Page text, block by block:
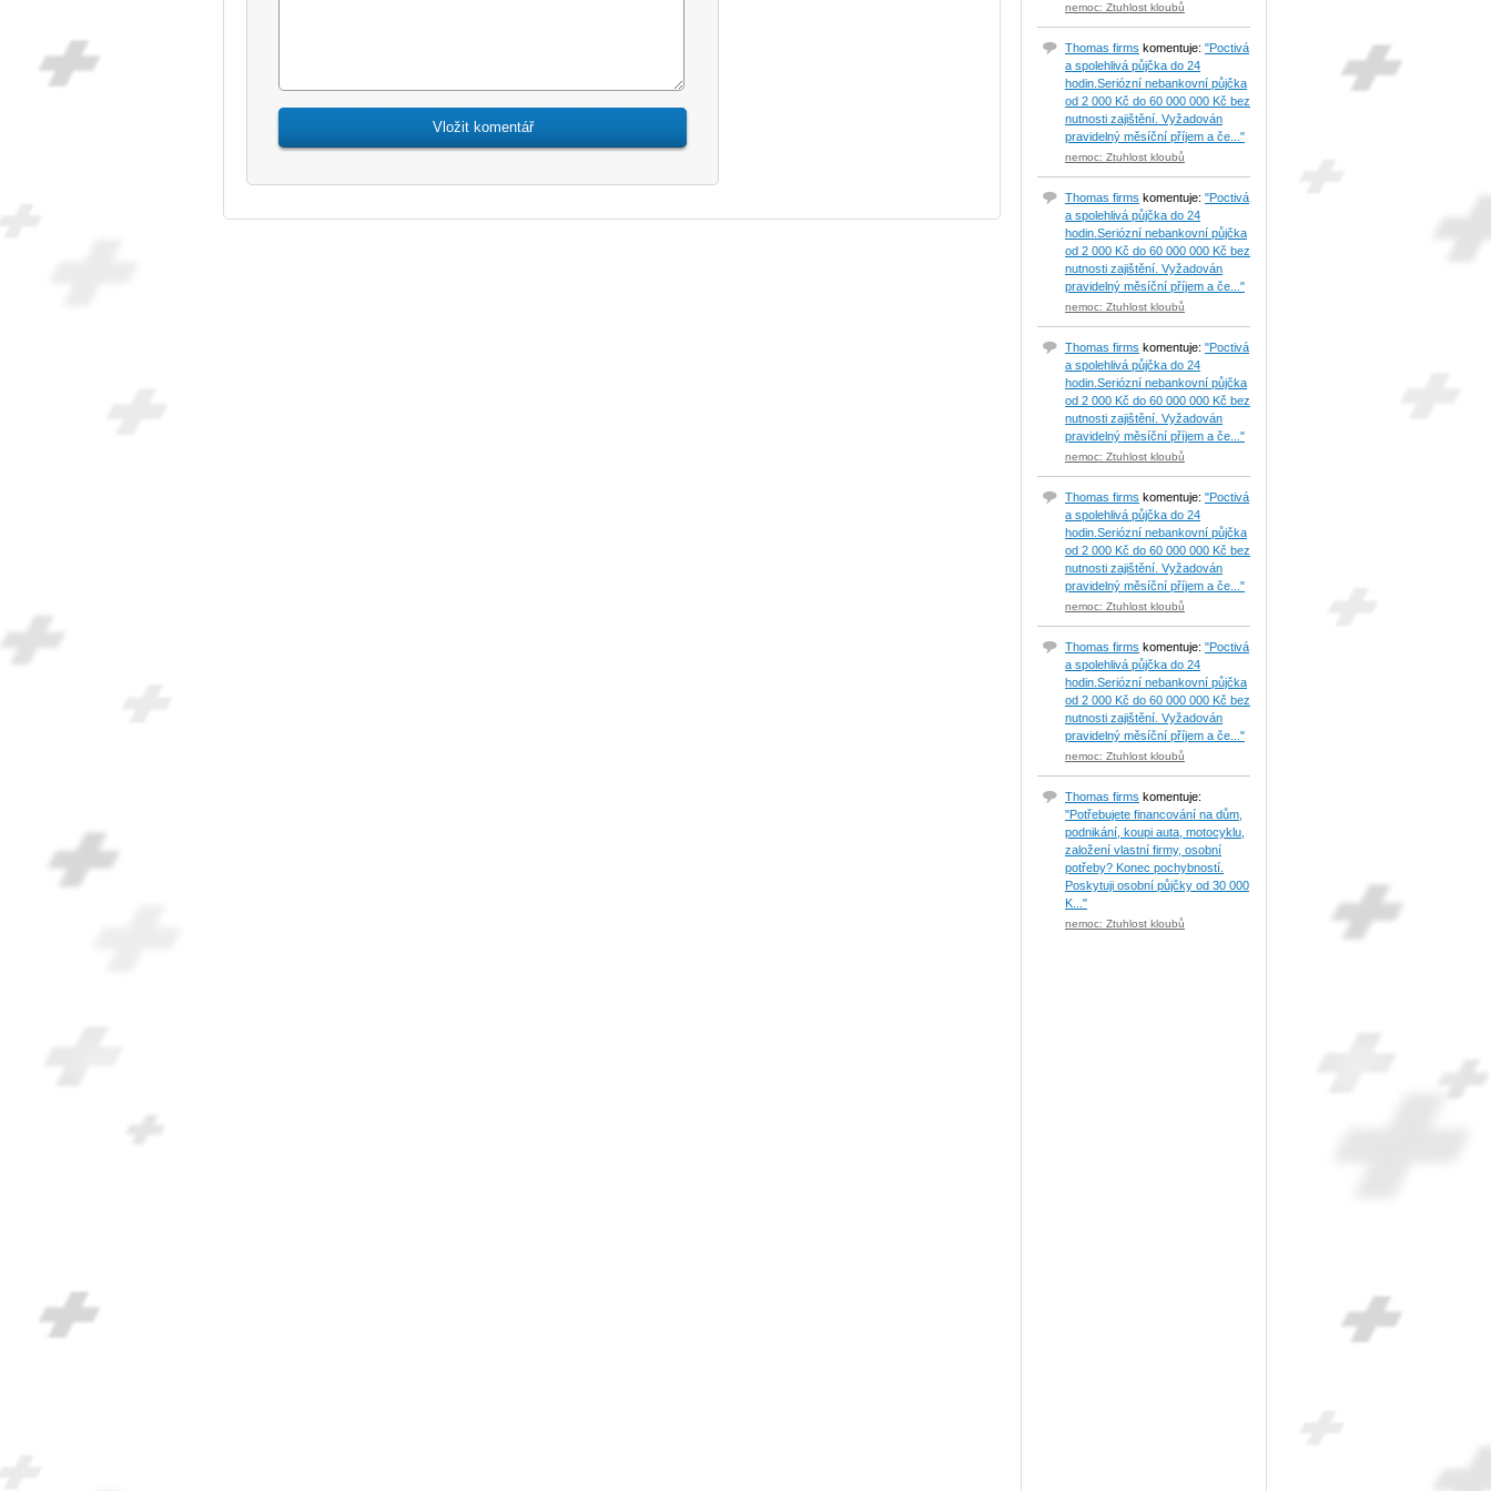
nemoc: Ztuhlost kloubů
Thomas firms komentuje: "Poctivá
a spolehlivá půjčka do 24
hodin.Seriózní nebankovní půjčka
od 2 000 Kč do 60 000 000 Kč bez
nutnosti zajištění. Vyžadován
pravidelný měsíční příjem a če..."
nemoc: Ztuhlost kloubů
Thomas firms komentuje: "Poctivá
a spolehlivá půjčka do 24
hodin.Seriózní nebankovní půjčka
od 2 000 Kč do 60 000 000 Kč bez
nutnosti zajištění. Vyžadován
pravidelný měsíční příjem a če..."
nemoc: Ztuhlost kloubů
Thomas firms komentuje: "Poctivá
a spolehlivá půjčka do 24
hodin.Seriózní nebankovní půjčka
od 2 000 Kč do 60 000 000 Kč bez
nutnosti zajištění. Vyžadován
pravidelný měsíční příjem a če..."
nemoc: Ztuhlost kloubů
Thomas firms komentuje: "Poctivá
a spolehlivá půjčka do 24
hodin.Seriózní nebankovní půjčka
od 2 000 Kč do 60 000 000 Kč bez
nutnosti zajištění. Vyžadován
pravidelný měsíční příjem a če..."
nemoc: Ztuhlost kloubů
Thomas firms komentuje: "Poctivá
a spolehlivá půjčka do 24
hodin.Seriózní nebankovní půjčka
od 2 000 Kč do 60 000 000 Kč bez
nutnosti zajištění. Vyžadován
pravidelný měsíční příjem a če..."
nemoc: Ztuhlost kloubů
Thomas firms komentuje:
"Potřebujete financování na dům,
podnikání, koupi auta, motocyklu,
založení vlastní firmy, osobní
potřeby? Konec pochybností.
Poskytuji osobní půjčky od 30 000
K..."
nemoc: Ztuhlost kloubů